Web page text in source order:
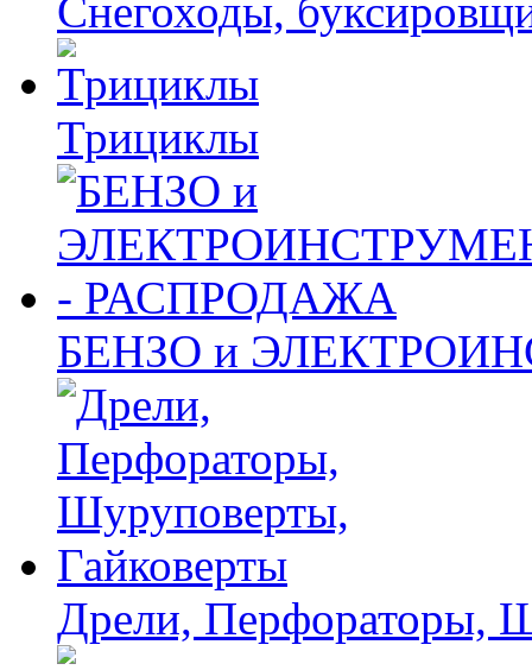
Снегоходы,
Трициклы
БЕНЗО и
Дрели, Перфораторы,